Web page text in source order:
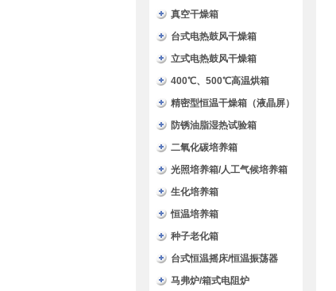
验箱
真空干燥箱
台式电热鼓风干燥箱
立式电热鼓风干燥箱
400℃、500℃高温烘箱
精密型恒温干燥箱（液晶屏）
防锈油脂湿热试验箱
二氧化碳培养箱
光照培养箱/人工气候培养箱
生化培养箱
恒温培养箱
种子老化箱
台式恒温摇床/恒温振荡器
马弗炉/箱式电阻炉